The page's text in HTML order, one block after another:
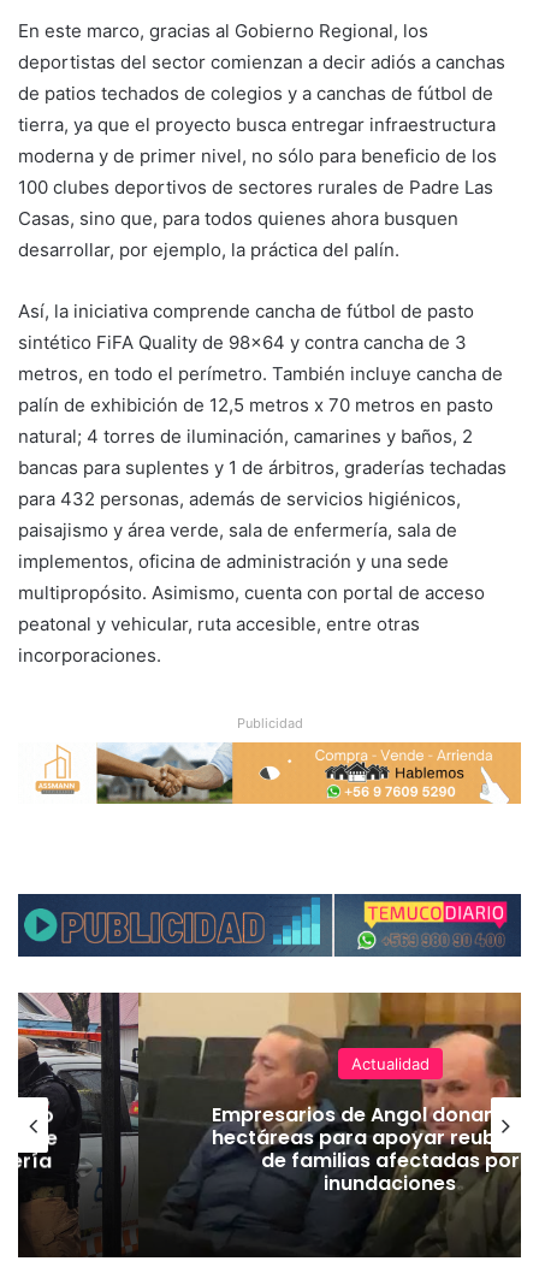
En este marco, gracias al Gobierno Regional, los
deportistas del sector comienzan a decir adiós a canchas
de patios techados de colegios y a canchas de fútbol de
tierra, ya que el proyecto busca entregar infraestructura
moderna y de primer nivel, no sólo para beneficio de los
100 clubes deportivos de sectores rurales de Padre Las
Casas, sino que, para todos quienes ahora busquen
desarrollar, por ejemplo, la práctica del palín.
Así, la iniciativa comprende cancha de fútbol de pasto
sintético FiFA Quality de 98×64 y contra cancha de 3
metros, en todo el perímetro. También incluye cancha de
palín de exhibición de 12,5 metros x 70 metros en pasto
natural; 4 torres de iluminación, camarines y baños, 2
bancas para suplentes y 1 de árbitros, graderías techadas
para 432 personas, además de servicios higiénicos,
paisajismo y área verde, sala de enfermería, sala de
implementos, oficina de administración y una sede
multipropósito. Asimismo, cuenta con portal de acceso
peatonal y vehicular, ruta accesible, entre otras
incorporaciones.
Publicidad
de
Actualidad
Empresarios de Angol donan
hectáreas para apoyar
de familias afectadas por
inundaciones